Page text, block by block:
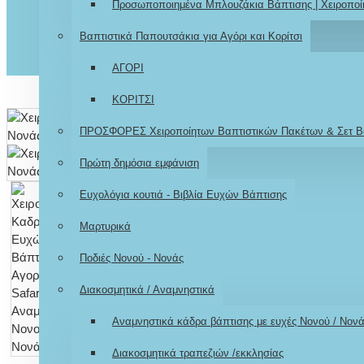
Προσωποποιημένα Μπλουζάκια Βάπτισης |
Βαπτιστικά Παπουτσάκια για Αγόρι και Κορίτσι
ΑΓΟΡΙ
ΚΟΡΙΤΣΙ
ΠΡΟΣΦΟΡΕΣ Χειροποίητων Βαπτιστικών Πακέτων & Σετ
Πρώτη δημόσια εμφάνιση
Ευχολόγια κουτιά - Βιβλία Ευχών Βάπτισης
Μαρτυρικά
Ποδιές Νονού - Νονάς
Διακοσμητικά / Αναμνηστικά
Αναμνηστικά κάδρα βάπτισης με ευχές Νονού /
Διακοσμητικά τραπεζιών /εκκλησίας